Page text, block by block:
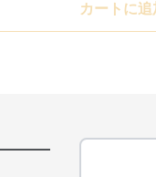
カートに追